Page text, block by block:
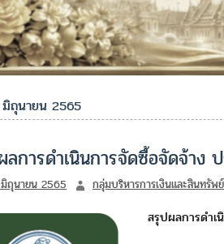
มิถุนายน 2565
ลการดำเนินการจัดซื้อจัดจ้าง
ถุนายน 2565 กลุ่มบริหารการเงินและสินทรัพ
สรุปผลการดำ